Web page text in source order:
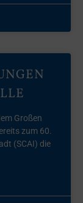
Großen
zum 60.
(SCAI) die